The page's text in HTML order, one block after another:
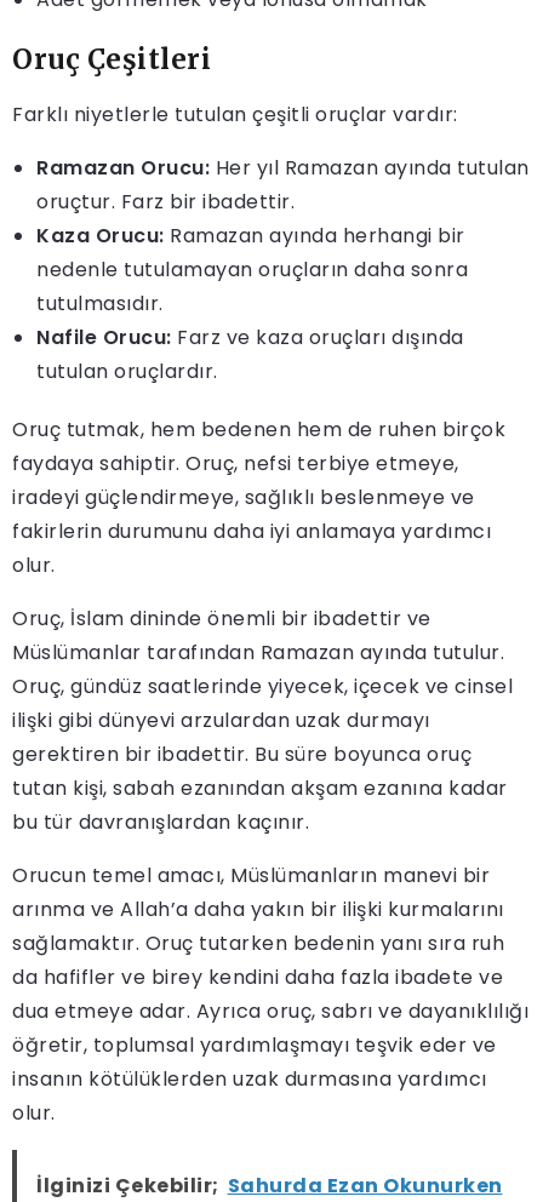
Oruç Çeşitleri
Farklı niyetlerle tutulan çeşitli oruçlar vardır:
Ramazan Orucu: Her yıl Ramazan ayında tutulan
oruçtur. Farz bir ibadettir.
Kaza Orucu: Ramazan ayında herhangi bir
nedenle tutulamayan oruçların daha sonra
tutulmasıdır.
Nafile Orucu: Farz ve kaza oruçları dışında
tutulan oruçlardır.
Oruç tutmak, hem bedenen hem de ruhen birçok
faydaya sahiptir. Oruç, nefsi terbiye etmeye,
iradeyi güçlendirmeye, sağlıklı beslenmeye ve
fakirlerin durumunu daha iyi anlamaya yardımcı
olur.
Oruç, İslam dininde önemli bir ibadettir ve
Müslümanlar tarafından Ramazan ayında tutulur.
Oruç, gündüz saatlerinde yiyecek, içecek ve cinsel
ilişki gibi dünyevi arzulardan uzak durmayı
gerektiren bir ibadettir. Bu süre boyunca oruç
tutan kişi, sabah ezanından akşam ezanına kadar
bu tür davranışlardan kaçınır.
Orucun temel amacı, Müslümanların manevi bir
arınma ve Allah’a daha yakın bir ilişki kurmalarını
sağlamaktır. Oruç tutarken bedenin yanı sıra ruh
da hafifler ve birey kendini daha fazla ibadete ve
dua etmeye adar. Ayrıca oruç, sabrı ve dayanıklılığı
öğretir, toplumsal yardımlaşmayı teşvik eder ve
insanın kötülüklerden uzak durmasına yardımcı
olur.
İlginizi Çekebilir; Sahurda Ezan Okunurken